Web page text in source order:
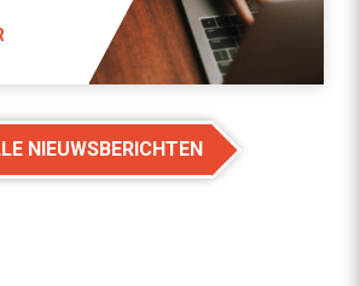
NIEUWSBERICHTEN